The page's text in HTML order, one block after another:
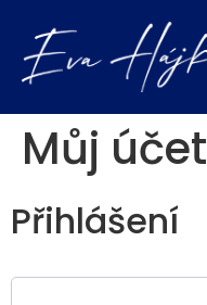
Můj účet
Přihlášení